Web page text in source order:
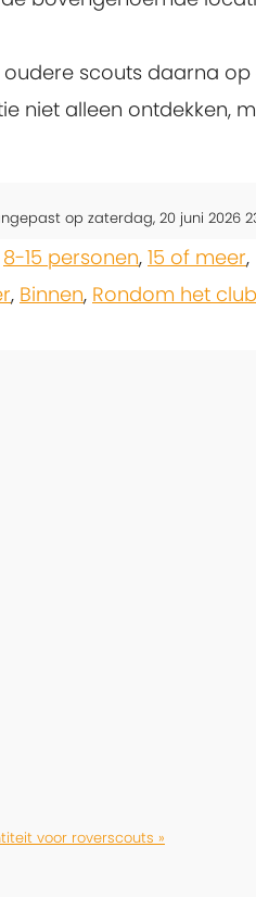
oudere scouts daarna
niet alleen ontdekken,
op zaterdag, 20 juni 2026
8-15 personen, 15 of meer,
, Binnen, Rondom het
voor roverscouts »